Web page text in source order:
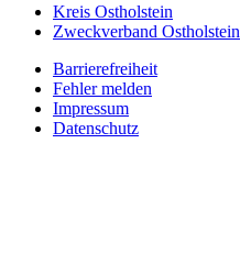
Kreis Ostholstein
Zweckverband Ostholstein
Barrierefreiheit
Fehler melden
Impressum
Datenschutz